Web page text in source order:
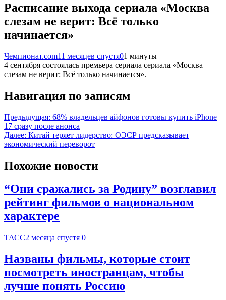
Расписание выхода сериала «Москва
слезам не верит: Всё только
начинается»
Чемпионат.com11 месяцев спустя01 минуты
4 сентября состоялась премьера сериала сериала «Москва
слезам не верит: Всё только начинается».
Навигация по записям
Предыдущая: 68% владельцев айфонов готовы купить iPhone
17 сразу после анонса
Далее: Китай теряет лидерство: ОЭСР предсказывает
экономический переворот
Похожие новости
“Они сражались за Родину” возглавил
рейтинг фильмов о национальном
характере
ТАСС2 месяца спустя 0
Названы фильмы, которые стоит
посмотреть иностранцам, чтобы
лучше понять Россию